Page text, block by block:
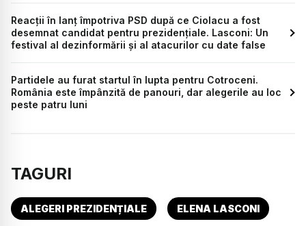
Reacții în lanț împotriva PSD după ce Ciolacu a fost
desemnat candidat pentru prezidențiale. Lasconi: Un
festival al dezinformării şi al atacurilor cu date false
Partidele au furat startul în lupta pentru Cotroceni.
România este împânzită de panouri, dar alegerile au loc
peste patru luni
TAGURI
ALEGERI PREZIDENȚIALE ELENA LASCONI